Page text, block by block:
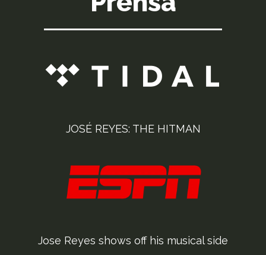
JOSÉ REYES: THE HITMAN
Jose Reyes shows off his musical side